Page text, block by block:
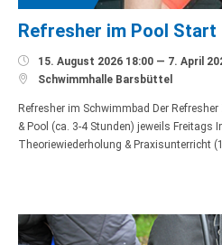
Refresher im Pool Start
 15. August 2026 18:00 — 7. April
 Schwimmhalle Barsbüttel
Refresher im Schwimmbad Der
& Pool (ca. 3-4 Stunden) jeweils Freitags
Theoriewiederholung & Praxisunterricht